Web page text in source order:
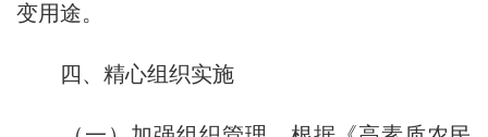
变用途。
四、精心组织实施